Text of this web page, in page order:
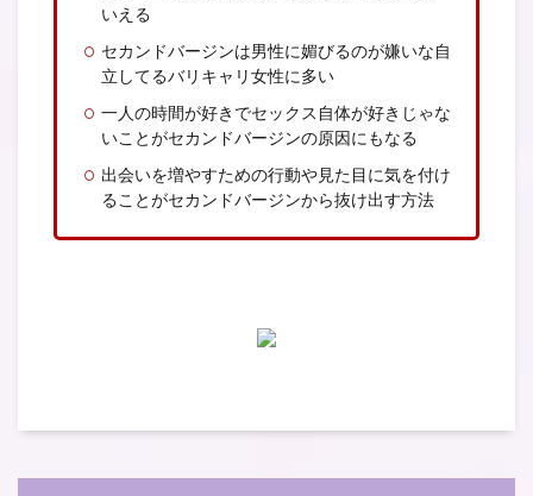
いえる
セカンドバージンは男性に媚びるのが嫌いな自
立してるバリキャリ女性に多い
一人の時間が好きでセックス自体が好きじゃな
いことがセカンドバージンの原因にもなる
出会いを増やすための行動や見た目に気を付け
ることがセカンドバージンから抜け出す方法